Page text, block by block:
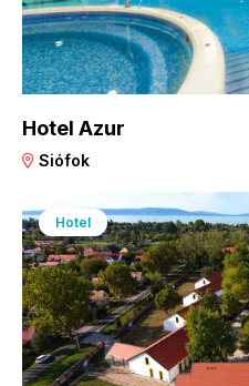
Hotel Azur
Siófok
Hotel